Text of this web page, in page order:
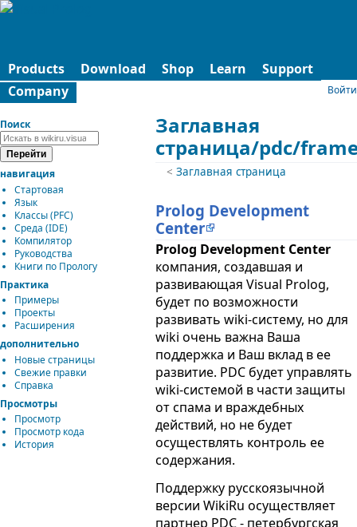
Products Download Shop Learn
Support
Company
Заглавная
страница/pdc/
< Заглавная страница
Prolog Development
Center
Prolog Development Center
компания, создавшая и
развивающая Visual Prolog,
будет по возможности
развивать wiki-систему, но для
wiki очень важна Ваша
поддержка и Ваш вклад в ее
развитие. PDC будет управлять
wiki-системой в части защиты
от спама и враждебных
действий, но не будет
осуществлять контроль ее
содержания.
Поддержку русскоязычной
версии WikiRu осуществляет
партнер PDC - петербургская
Поиск
навигация
Стартовая
Язык
Классы (PFC)
Среда (IDE)
Компилятор
Руководства
Книги по Прологу
Практика
Примеры
Проекты
Расширения
дополнительно
Новые страницы
Свежие правки
Справка
Войти
Просмотры
Просмотр
Просмотр кода
История